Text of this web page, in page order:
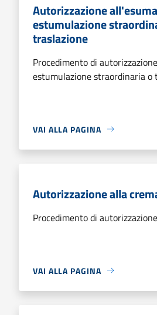
Autorizzazione
estumulazione
traslazione
Procedimento di
estumulazione straordinaria o
VAI ALLA PAGINA
Autorizzazione alla
Procedimento di
VAI ALLA PAGINA